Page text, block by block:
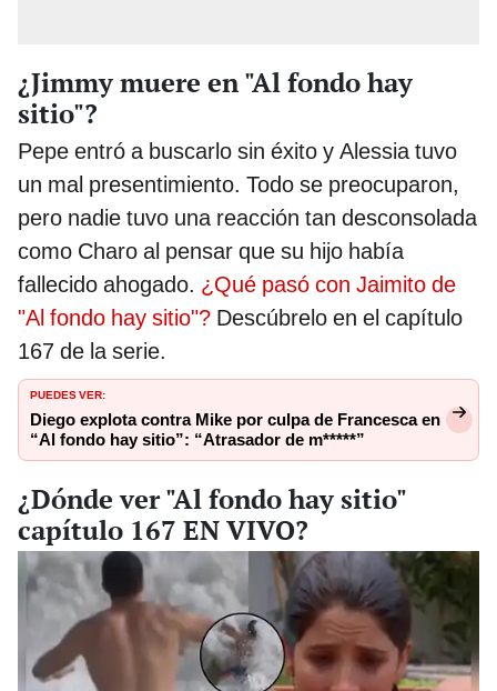
¿Jimmy muere en "Al fondo hay
sitio"?
Pepe entró a buscarlo sin éxito y Alessia tuvo
un mal presentimiento. Todo se preocuparon,
pero nadie tuvo una reacción tan desconsolada
como Charo al pensar que su hijo había
fallecido ahogado. ¿Qué pasó con Jaimito de
"Al fondo hay sitio"? Descúbrelo en el capítulo
167 de la serie.
PUEDES VER:
Diego explota contra Mike por culpa de Francesca en
“Al fondo hay sitio”: “Atrasador de m*****”
¿Dónde ver "Al fondo hay sitio"
capítulo 167 EN VIVO?